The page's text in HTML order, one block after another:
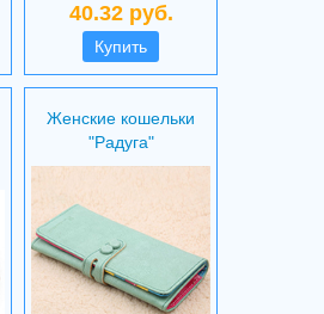
40.32 руб.
Купить
Женские кошельки
"Радуга"